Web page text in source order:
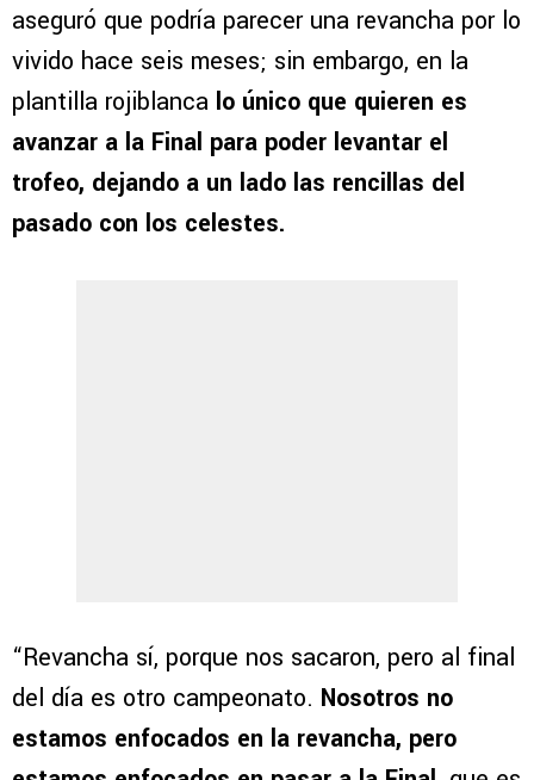
aseguró que podría parecer una revancha por lo
vivido hace seis meses; sin embargo, en la
plantilla rojiblanca lo único que quieren es
avanzar a la Final para poder levantar el
trofeo, dejando a un lado las rencillas del
pasado con los celestes.
“Revancha sí, porque nos sacaron, pero al final
del día es otro campeonato. Nosotros no
estamos enfocados en la revancha, pero